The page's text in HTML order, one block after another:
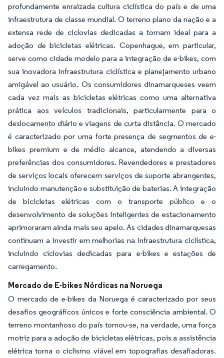
profundamente enraizada cultura ciclística do país e de uma
infraestrutura de classe mundial. O terreno plano da nação e a
extensa rede de ciclovias dedicadas a tornam ideal para a
adoção de bicicletas elétricas. Copenhague, em particular,
serve como cidade modelo para a integração de e-bikes, com
sua inovadora infraestrutura ciclística e planejamento urbano
amigável ao usuário. Os consumidores dinamarqueses veem
cada vez mais as bicicletas elétricas como uma alternativa
prática aos veículos tradicionais, particularmente para o
deslocamento diário e viagens de curta distância. O mercado
é caracterizado por uma forte presença de segmentos de e-
bikes premium e de médio alcance, atendendo a diversas
preferências dos consumidores. Revendedores e prestadores
de serviços locais oferecem serviços de suporte abrangentes,
incluindo manutenção e substituição de baterias. A integração
de bicicletas elétricas com o transporte público e o
desenvolvimento de soluções inteligentes de estacionamento
aprimoraram ainda mais seu apelo. As cidades dinamarquesas
continuam a investir em melhorias na infraestrutura ciclística,
incluindo ciclovias dedicadas para e-bikes e estações de
carregamento.
Mercado de E-bikes Nórdicas na Noruega
O mercado de e-bikes da Noruega é caracterizado por seus
desafios geográficos únicos e forte consciência ambiental. O
terreno montanhoso do país tornou-se, na verdade, uma força
motriz para a adoção de bicicletas elétricas, pois a assistência
elétrica torna o ciclismo viável em topografias desafiadoras.